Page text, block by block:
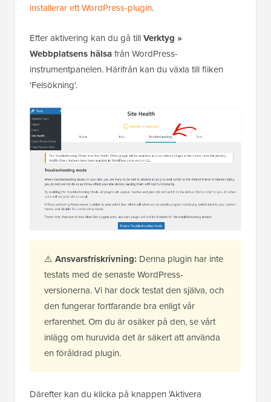
installerar ett WordPress-plugin.
Efter aktivering kan du gå tillVerktyg »
Webbplatsens hälsafrån WordPress-
instrumentpanelen. Härifrån kan du växla till fliken
'Felsökning'.
⚠️ Ansvarsfriskrivning: Denna plugin har inte
testats med de senaste WordPress-
versionerna. Vi har dock testat den själva, och
den fungerar fortfarande bra enligt vår
erfarenhet. Om du är osäker på den, se vårt
inlägg om huruvida det är säkert att använda
en föråldrad plugin.
Därefter kan du klicka på knappen 'Aktivera